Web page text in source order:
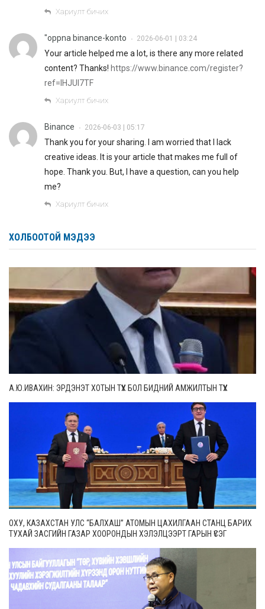
Хариулт бичих
"oppna binance-konto • 2026-06-01 | 03:24
Your article helped me a lot, is there any more related
content? Thanks! https://www.binance.com/register?
ref=IHJUI7TF
Хариулт бичих
Binance • 2026-06-03 | 05:17
Thank you for your sharing. I am worried that I lack
creative ideas. It is your article that makes me full of
hope. Thank you. But, I have a question, can you help
me?
Хариулт бичих
ХОЛБООТОЙ МЭДЭЭ
А.Ю.ИВАХИН: ЭРДЭНЭТ ХОТЫН ТҮҮХ БОЛ БИДНИЙ АМЖИЛТЫН ТҮҮХ
ОХУ, КАЗАХСТАН УЛС “БАЛХАШ” АТОМЫН ЦАХИЛГААН СТАНЦ БАРИХ
ТУХАЙ ЗАСГИЙН ГАЗАР ХООРОНДЫН ХЭЛЭЛЦЭЭРТ ГАРЫН ҮСЭГ